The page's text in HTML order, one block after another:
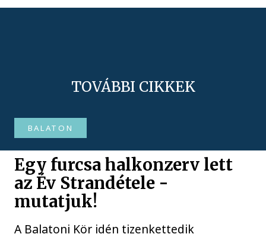
TOVÁBBI CIKKEK
BALATON
Egy furcsa halkonzerv lett
az Év Strandétele -
mutatjuk!
A Balatoni Kör idén tizenkettedik